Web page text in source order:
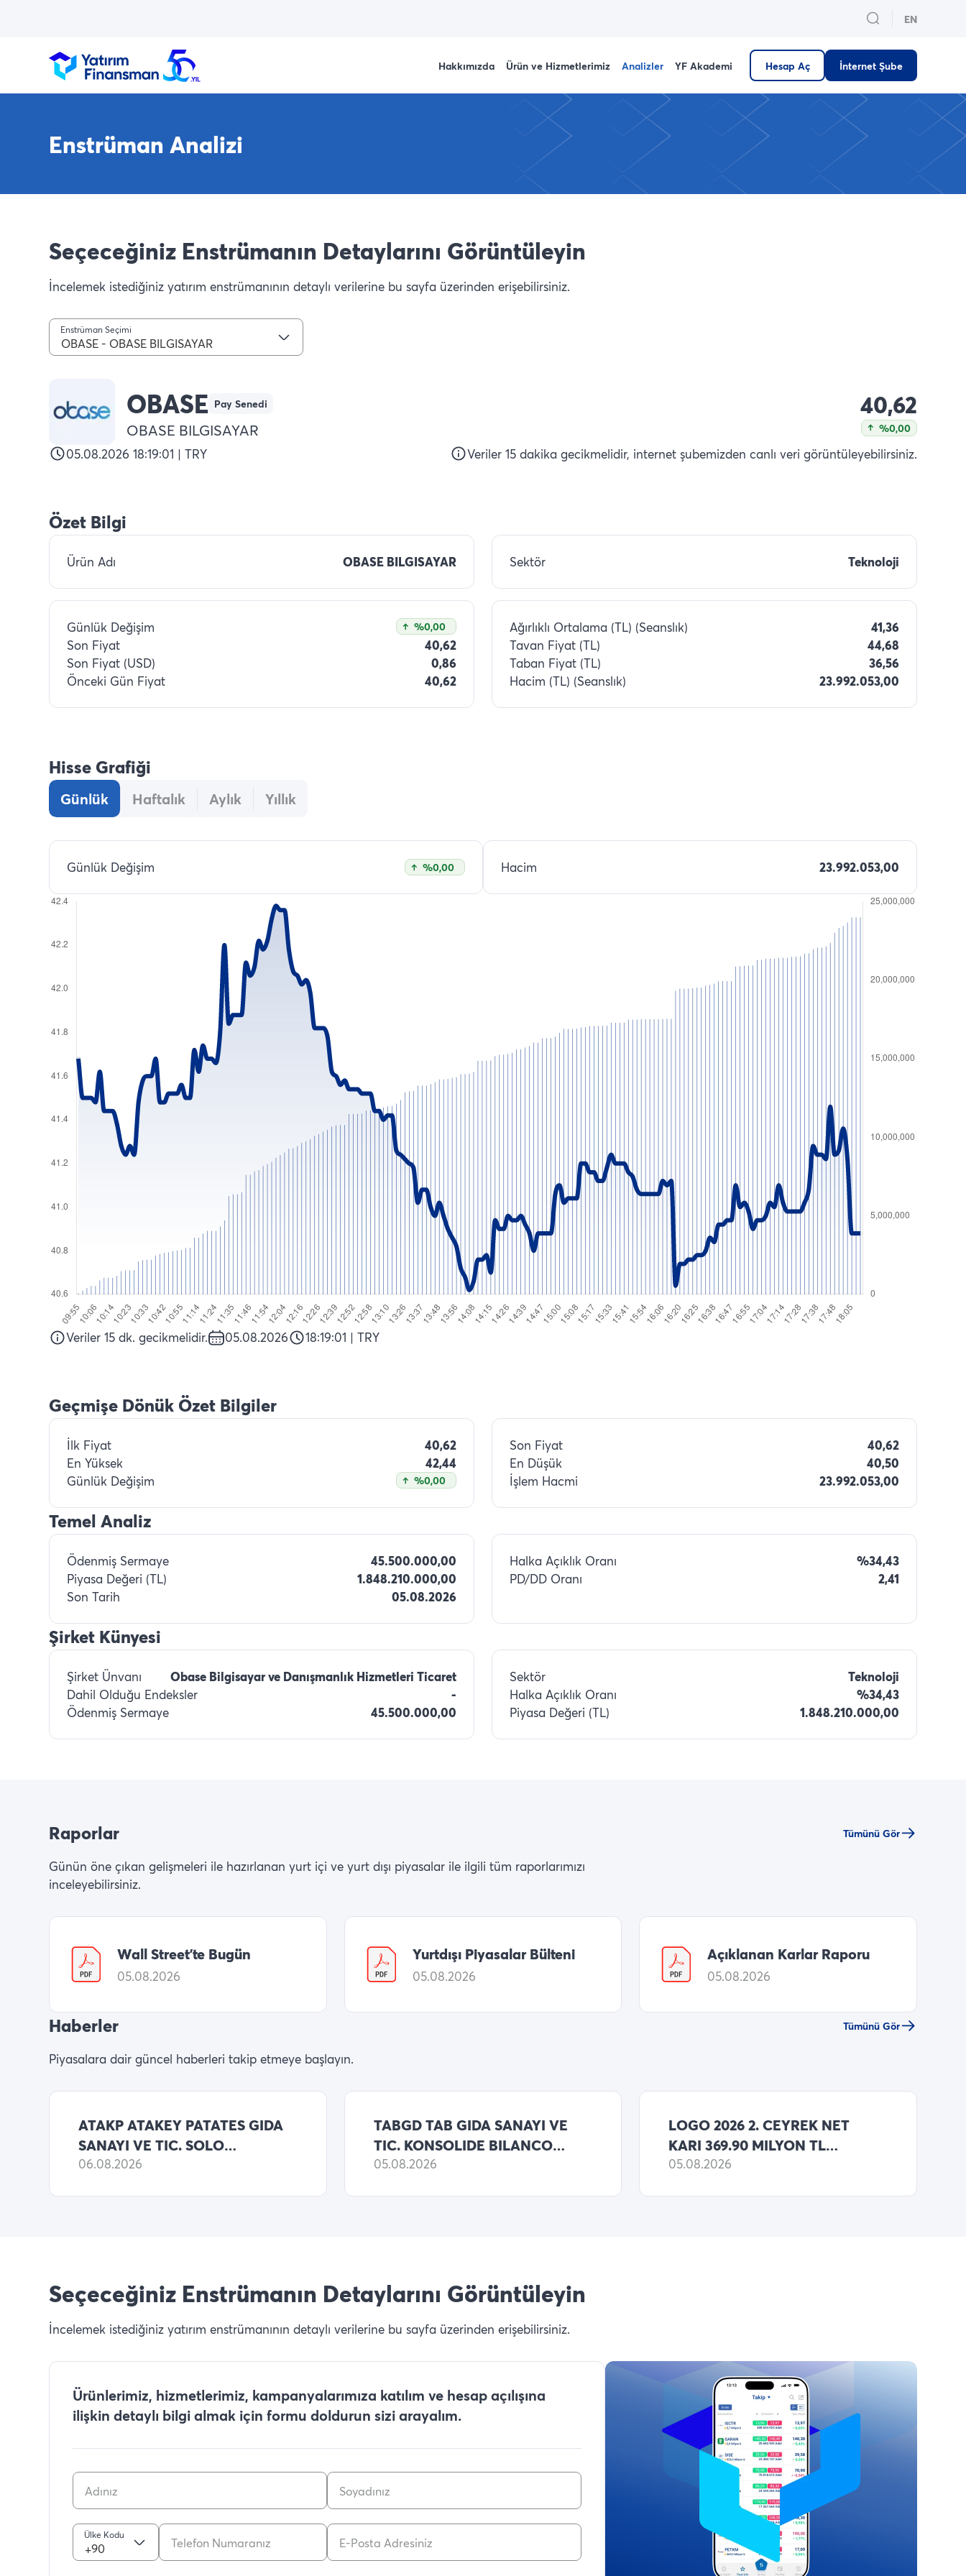
EN
Hakkımızda Ürün ve Hizmetlerimiz Analizler YF Akademi Hesap Aç İnternet Şube
Enstrüman Analizi
Seçeceğiniz Enstrümanın Detaylarını Görüntüleyin
İncelemek istediğiniz yatırım enstrümanının detaylı verilerine bu sayfa üzerinden erişebilirsiniz.
Enstrüman Seçimi
OBASE - OBASE BILGISAYAR
OBASE Pay Senedi
OBASE BILGISAYAR
40,62
%0,00
05.08.2026 18:19:01 | TRY Veriler 15 dakika gecikmelidir, internet şubemizden canlı veri görüntüleyebilirsiniz.
Özet Bilgi
Ürün Adı OBASE BILGISAYAR Sektör Teknoloji
Günlük Değişim %0,00
Son Fiyat
40,62
Son Fiyat (USD)
0,86
Önceki Gün Fiyat
40,62
Ağırlıklı Ortalama (TL) (Seanslık)
41,36
Tavan Fiyat (TL)
44,68
Taban Fiyat (TL)
36,56
Hacim (TL) (Seanslık)
23.992.053,00
Hisse Grafiği
Günlük Haftalık Aylık Yıllık
Günlük Değişim %0,00 Hacim 23.992.053,00
Veriler 15 dk. gecikmelidir. 05.08.2026 18:19:01 | TRY
Geçmişe Dönük Özet Bilgiler
İlk Fiyat
40,62
En Yüksek
42,44
Günlük Değişim
%0,00
Son Fiyat
40,62
En Düşük
40,50
İşlem Hacmi
23.992.053,00
Temel Analiz
Ödenmiş Sermaye
45.500.000,00
Piyasa Değeri (TL)
1.848.210.000,00
Son Tarih
05.08.2026
Halka Açıklık Oranı
%34,43
PD/DD Oranı
2,41
Şirket Künyesi
Şirket Ünvanı
Obase Bilgisayar ve Danışmanlık Hizmetleri Ticaret
Dahil Olduğu Endeksler
-
Ödenmiş Sermaye
45.500.000,00
Sektör
Teknoloji
Halka Açıklık Oranı
%34,43
Piyasa Değeri (TL)
1.848.210.000,00
Raporlar Tümünü Gör
Günün öne çıkan gelişmeleri ile hazırlanan yurt içi ve yurt dışı piyasalar ile ilgili tüm raporlarımızı
inceleyebilirsiniz.
Wall Street’te Bugün
05.08.2026
Yurtdışı Piyasalar Bülteni
05.08.2026
Açıklanan Karlar Raporu
05.08.2026
Haberler Tümünü Gör
Piyasalara dair güncel haberleri takip etmeye başlayın.
ATAKP ATAKEY PATATES GIDA
SANAYI VE TIC. SOLO
BILANCO 2026 6 AYLIK NET
06.08.2026
TABGD TAB GIDA SANAYI VE
TIC. KONSOLIDE BILANCO
2026 6 AYLIK NET KARI
05.08.2026
LOGO 2026 2. CEYREK NET
KARI 369.90 MILYON TL
(MATRIKS HABER ANKETI
05.08.2026
Seçeceğiniz Enstrümanın Detaylarını Görüntüleyin
İncelemek istediğiniz yatırım enstrümanının detaylı verilerine bu sayfa üzerinden erişebilirsiniz.
Ürünlerimiz, hizmetlerimiz, kampanyalarımıza katılım ve hesap açılışına
ilişkin detaylı bilgi almak için formu doldurun sizi arayalım.
Ülke Kodu
+90